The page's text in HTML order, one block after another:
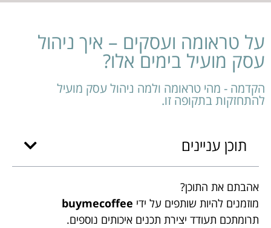
על טראומה ועסקים – איך ניהול
עסק מועיל בימים אלו?
הקדמה - מהי טראומה ולמה ניהול עסק מועיל
להתחזקות בתקופה זו.
תוכן עניינים
אהבתם את התוכן?
מוזמנים להיות שותפים על ידי buymecoffee
תרומתכם תעודד יצירת תכנים איכותים נוספים.